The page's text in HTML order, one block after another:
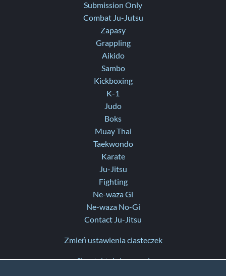
Submission Only
Combat Ju-Jutsu
Zapasy
Grappling
Aikido
Sambo
Kickboxing
K-1
Judo
Boks
Muay Thai
Taekwondo
Karate
Ju-Jitsu
Fighting
Ne-waza Gi
Ne-waza No-Gi
Contact Ju-Jitsu
Zmień ustawienia ciasteczek
Skontaktuj się z nami